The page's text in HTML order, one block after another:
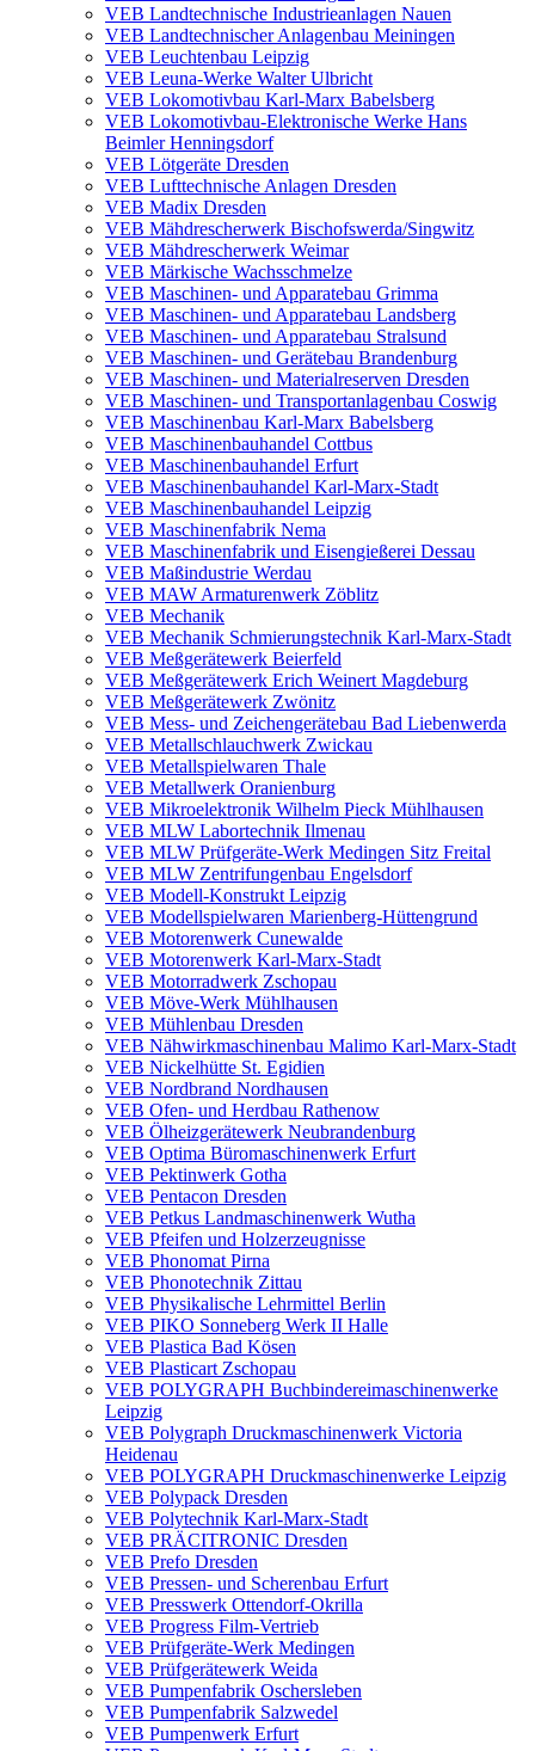
VEB Landtechnische Industrieanlagen Nauen
VEB Landtechnischer Anlagenbau Meiningen
VEB Leuchtenbau Leipzig
VEB Leuna-Werke Walter Ulbricht
VEB Lokomotivbau Karl-Marx Babelsberg
VEB Lokomotivbau-Elektronische Werke Hans
Beimler Henningsdorf
VEB Lötgeräte Dresden
VEB Lufttechnische Anlagen Dresden
VEB Madix Dresden
VEB Mähdrescherwerk Bischofswerda/Singwitz
VEB Mähdrescherwerk Weimar
VEB Märkische Wachsschmelze
VEB Maschinen- und Apparatebau Grimma
VEB Maschinen- und Apparatebau Landsberg
VEB Maschinen- und Apparatebau Stralsund
VEB Maschinen- und Gerätebau Brandenburg
VEB Maschinen- und Materialreserven Dresden
VEB Maschinen- und Transportanlagenbau Coswig
VEB Maschinenbau Karl-Marx Babelsberg
VEB Maschinenbauhandel Cottbus
VEB Maschinenbauhandel Erfurt
VEB Maschinenbauhandel Karl-Marx-Stadt
VEB Maschinenbauhandel Leipzig
VEB Maschinenfabrik Nema
VEB Maschinenfabrik und Eisengießerei Dessau
VEB Maßindustrie Werdau
VEB MAW Armaturenwerk Zöblitz
VEB Mechanik
VEB Mechanik Schmierungstechnik Karl-Marx-Stadt
VEB Meßgerätewerk Beierfeld
VEB Meßgerätewerk Erich Weinert Magdeburg
VEB Meßgerätewerk Zwönitz
VEB Mess- und Zeichengerätebau Bad Liebenwerda
VEB Metallschlauchwerk Zwickau
VEB Metallspielwaren Thale
VEB Metallwerk Oranienburg
VEB Mikroelektronik Wilhelm Pieck Mühlhausen
VEB MLW Labortechnik Ilmenau
VEB MLW Prüfgeräte-Werk Medingen Sitz Freital
VEB MLW Zentrifungenbau Engelsdorf
VEB Modell-Konstrukt Leipzig
VEB Modellspielwaren Marienberg-Hüttengrund
VEB Motorenwerk Cunewalde
VEB Motorenwerk Karl-Marx-Stadt
VEB Motorradwerk Zschopau
VEB Möve-Werk Mühlhausen
VEB Mühlenbau Dresden
VEB Nähwirkmaschinenbau Malimo Karl-Marx-Stadt
VEB Nickelhütte St. Egidien
VEB Nordbrand Nordhausen
VEB Ofen- und Herdbau Rathenow
VEB Ölheizgerätewerk Neubrandenburg
VEB Optima Büromaschinenwerk Erfurt
VEB Pektinwerk Gotha
VEB Pentacon Dresden
VEB Petkus Landmaschinenwerk Wutha
VEB Pfeifen und Holzerzeugnisse
VEB Phonomat Pirna
VEB Phonotechnik Zittau
VEB Physikalische Lehrmittel Berlin
VEB PIKO Sonneberg Werk II Halle
VEB Plastica Bad Kösen
VEB Plasticart Zschopau
VEB POLYGRAPH Buchbindereimaschinenwerke
Leipzig
VEB Polygraph Druckmaschinenwerk Victoria
Heidenau
VEB POLYGRAPH Druckmaschinenwerke Leipzig
VEB Polypack Dresden
VEB Polytechnik Karl-Marx-Stadt
VEB PRÄCITRONIC Dresden
VEB Prefo Dresden
VEB Pressen- und Scherenbau Erfurt
VEB Presswerk Ottendorf-Okrilla
VEB Progress Film-Vertrieb
VEB Prüfgeräte-Werk Medingen
VEB Prüfgerätewerk Weida
VEB Pumpenfabrik Oschersleben
VEB Pumpenfabrik Salzwedel
VEB Pumpenwerk Erfurt